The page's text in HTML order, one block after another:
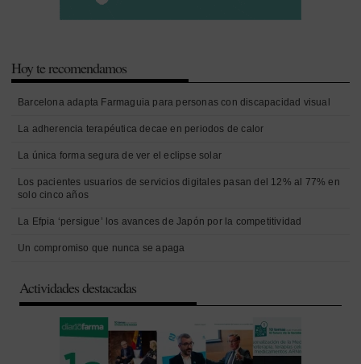
Hoy te recomendamos
Barcelona adapta Farmaguia para personas con discapacidad visual
La adherencia terapéutica decae en periodos de calor
La única forma segura de ver el eclipse solar
Los pacientes usuarios de servicios digitales pasan del 12% al 77% en
solo cinco años
La Efpia ‘persigue’ los avances de Japón por la competitividad
Un compromiso que nunca se apaga
Actividades destacadas